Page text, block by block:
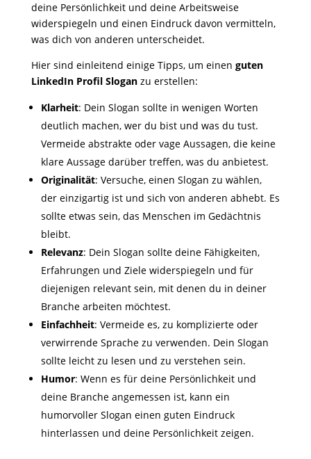
deine Persönlichkeit und deine Arbeitsweise
widerspiegeln und einen Eindruck davon vermitteln,
was dich von anderen unterscheidet.
Hier sind einleitend einige Tipps, um einen guten
LinkedIn Profil Sloganzu erstellen:
Klarheit: Dein Slogan sollte in wenigen Worten
deutlich machen, wer du bist und was du tust.
Vermeide abstrakte oder vage Aussagen, die keine
klare Aussage darüber treffen, was du anbietest.
Originalität: Versuche, einen Slogan zu wählen,
der einzigartig ist und sich von anderen abhebt. Es
sollte etwas sein, das Menschen im Gedächtnis
bleibt.
Relevanz: Dein Slogan sollte deine Fähigkeiten,
Erfahrungen und Ziele widerspiegeln und für
diejenigen relevant sein, mit denen du in deiner
Branche arbeiten möchtest.
Einfachheit: Vermeide es, zu komplizierte oder
verwirrende Sprache zu verwenden. Dein Slogan
sollte leicht zu lesen und zu verstehen sein.
Humor: Wenn es für deine Persönlichkeit und
deine Branche angemessen ist, kann ein
humorvoller Slogan einen guten Eindruck
hinterlassen und deine Persönlichkeit zeigen.